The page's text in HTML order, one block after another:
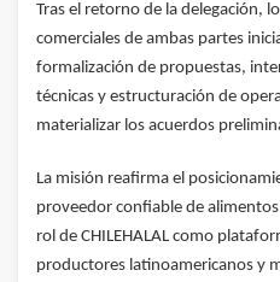
Tras el retorno de la delegación,
comerciales de ambas partes
formalización de propuestas,
técnicas y estructuración de
materializar los acuerdos
La misión reafirma el
proveedor confiable de
rol de CHILEHALAL como
productores latinoamericanos y